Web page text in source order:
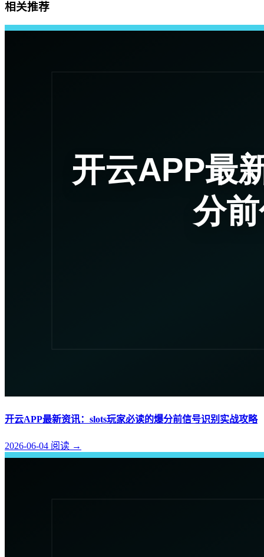
相关推荐
开云APP最新资讯：slots玩家必读的爆分前信号识别实战攻略
2026-06-04 阅读 →